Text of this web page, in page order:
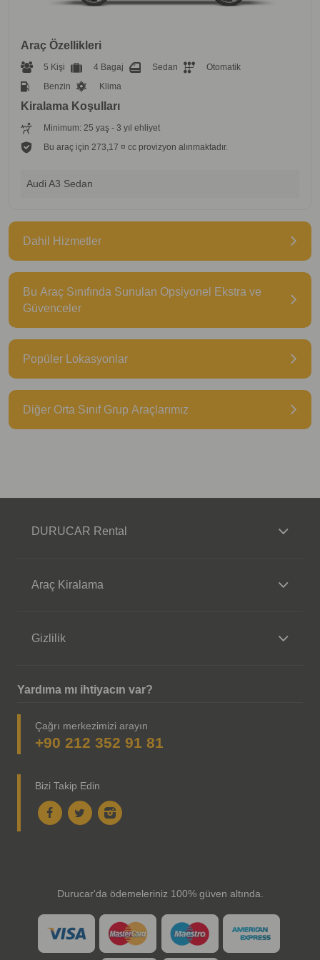
Araç Özellikleri
5 Kişi 4 Bagaj Sedan
Otomatik
Benzin
Klima
Kiralama Koşulları
Minimum: 25 yaş - 3 yıl ehliyet
Bu araç için 273,17 ¤ cc provizyon alınmaktadır.
Audi A3 Sedan
Dahil Hizmetler
Bu Araç Sınıfında Sunulan Opsiyonel Ekstra ve
Güvenceler
Popüler Lokasyonlar
Diğer Orta Sınıf Grup Araçlarımız
DURUCAR Rental
Araç Kiralama
Gizlilik
Yardıma mı ihtiyacın var?
Çağrı merkezimizi arayın
+90 212 352 91 81
Bizi Takip Edin
Durucar'da ödemeleriniz 100% güven altında.